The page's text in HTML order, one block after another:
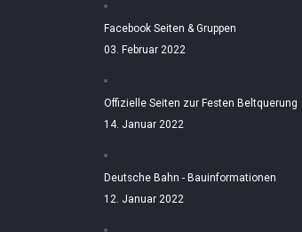
Facebook Seiten & Gruppen
03. Februar 2022
Offizielle Seiten zur Festen Beltquerung
14. Januar 2022
Deutsche Bahn - Bauinformationen
12. Januar 2022